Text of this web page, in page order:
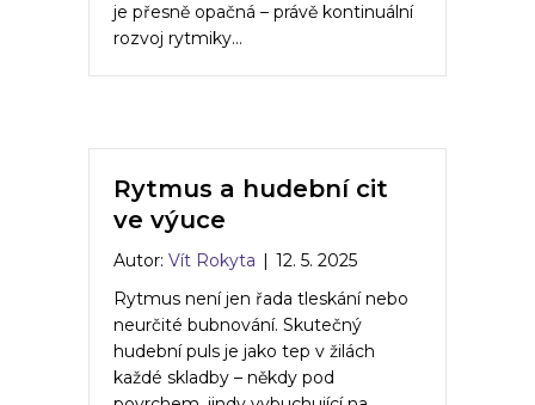
je přesně opačná – právě kontinuální
rozvoj rytmiky…
Rytmus a hudební cit
ve výuce
Autor: Vít Rokyta
12. 5. 2025
Rytmus není jen řada tleskání nebo
neurčité bubnování. Skutečný
hudební puls je jako tep v žilách
každé skladby – někdy pod